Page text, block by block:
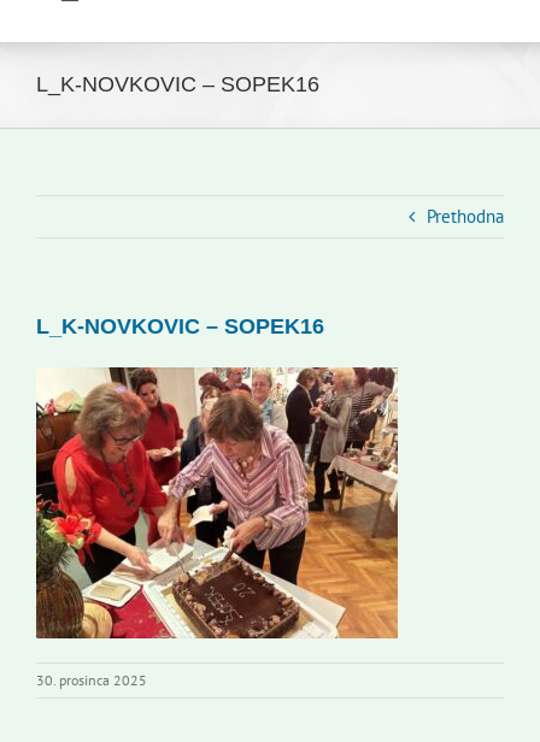
Toggle
Početna
Novosti
Slovenski dom Zagreb
Korisne informacije
L_K-NOVKOVIC – SOPEK16
Prethodna
L_K-NOVKOVIC – SOPEK16
30. prosinca 2025